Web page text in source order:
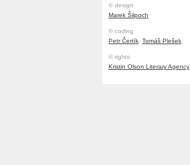
© design
Marek Šilpoch
© coding
Petr Čertík, Tomáš Plešek
© rights
Kristin Olson Literary Agency